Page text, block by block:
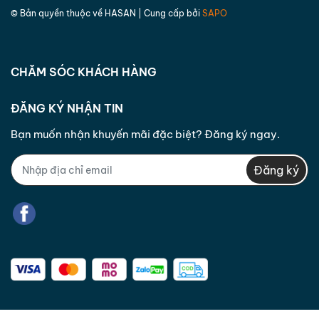
bằng hình thức chuyển khoản hoặc theo phương
© Bản quyền thuộc về HASAN | Cung cấp bởi SAPO
CHĂM SÓC KHÁCH HÀNG
ĐĂNG KÝ NHẬN TIN
Bạn muốn nhận khuyến mãi đặc biệt? Đăng ký ngay.
Đăng ký